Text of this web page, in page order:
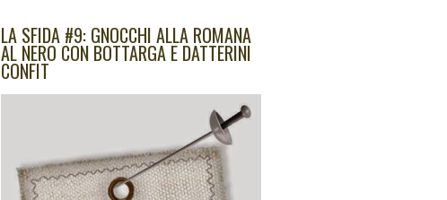
LA SFIDA #9: GNOCCHI ALLA ROMANA
AL NERO CON BOTTARGA E DATTERINI
CONFIT